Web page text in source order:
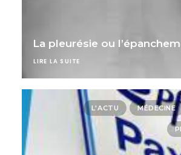
La pleurésie ou
LIRE LA SUITE
L'ACTU MÉDECINE